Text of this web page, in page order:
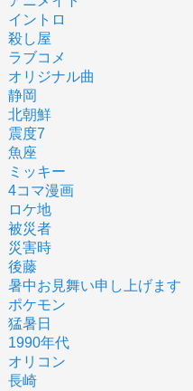
イントロ
殺し屋
ラブコメ
オリジナル曲
静岡
北朝鮮
震度7
魚座
ミッキー
4コマ漫画
ロケ地
被災者
災害時
後藤
暑中お見舞い申し上げます
ポケモン
猛暑日
1990年代
オリコン
長崎